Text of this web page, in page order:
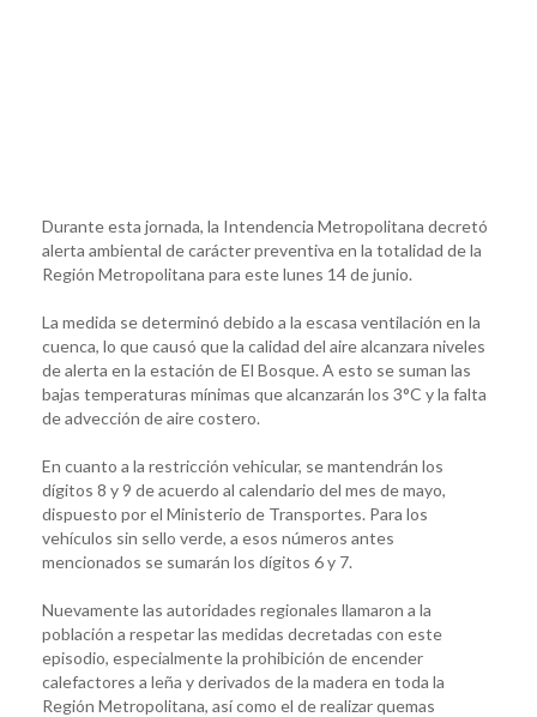
Durante esta jornada, la Intendencia Metropolitana decretó
alerta ambiental de carácter preventiva en la totalidad de la
Región Metropolitana para este lunes 14 de junio.
La medida se determinó debido a la escasa ventilación en la
cuenca, lo que causó que la calidad del aire alcanzara niveles
de alerta en la estación de El Bosque. A esto se suman las
bajas temperaturas mínimas que alcanzarán los 3°C y la falta
de advección de aire costero.
En cuanto a la restricción vehicular, se mantendrán los
dígitos 8 y 9 de acuerdo al calendario del mes de mayo,
dispuesto por el Ministerio de Transportes. Para los
vehículos sin sello verde, a esos números antes
mencionados se sumarán los dígitos 6 y 7.
Nuevamente las autoridades regionales llamaron a la
población a respetar las medidas decretadas con este
episodio, especialmente la prohibición de encender
calefactores a leña y derivados de la madera en toda la
Región Metropolitana, así como el de realizar quemas